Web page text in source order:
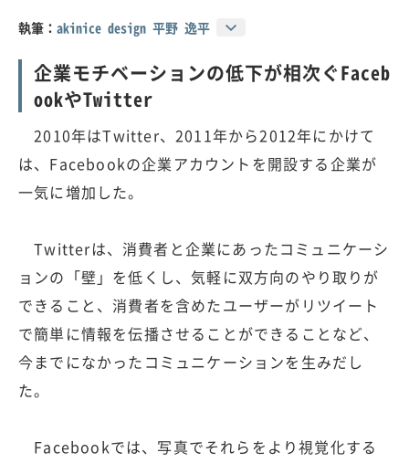
執筆： akinice design 平野 逸平
企業モチベーションの低下が相次ぐFaceb
ookやTwitter
2010年はTwitter、2011年から2012年にかけて
は、Facebookの企業アカウントを開設する企業が
一気に増加した。
Twitterは、消費者と企業にあったコミュニケーシ
ョンの「壁」を低くし、気軽に双方向のやり取りが
できること、消費者を含めたユーザーがリツイート
で簡単に情報を伝播させることができることなど、
今までになかったコミュニケーションを生みだし
た。
Facebookでは、写真でそれらをより視覚化する